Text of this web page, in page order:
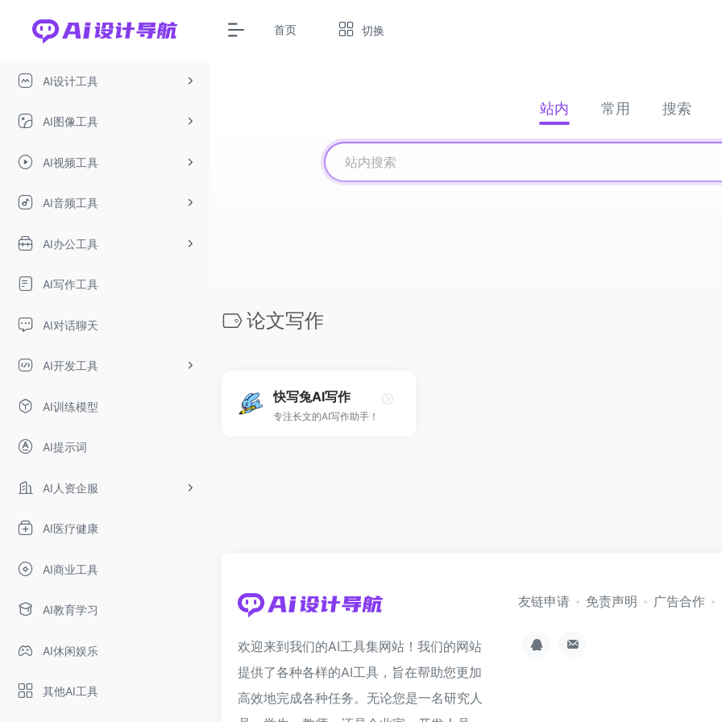
AI设计工具
AI图像工具
AI视频工具
AI音频工具
AI办公工具
AI写作工具
AI对话聊天
AI开发工具
AI训练模型
AI提示词
AI人资企服
AI医疗健康
AI商业工具
AI教育学习
AI休闲娱乐
其他AI工具
首页 切换
站内 常用 搜索
论文写作
快写兔AI写作
专注长文的AI写作助手！
欢迎来到我们的AI工具集网站！我们的网站
提供了各种各样的AI工具，旨在帮助您更加
高效地完成各种任务。无论您是一名研究人
友链申请 免责声明 广告合作